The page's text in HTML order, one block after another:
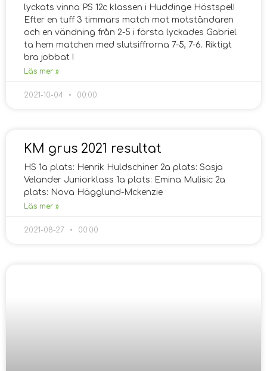
lyckats vinna PS 12c klassen i Huddinge Höstspel!
Efter en tuff 3 timmars match mot motståndaren
och en vändning från 2-5 i första lyckades Gabriel
ta hem matchen med slutsiffrorna 7-5, 7-6. Riktigt
bra jobbat !
Läs mer »
2021-10-04 00:00
KM grus 2021 resultat
HS 1a plats: Henrik Huldschiner 2a plats: Sasja
Velander Juniorklass 1a plats: Emina Mulisic 2a
plats: Nova Hägglund-Mckenzie
Läs mer »
2021-08-27 00:00